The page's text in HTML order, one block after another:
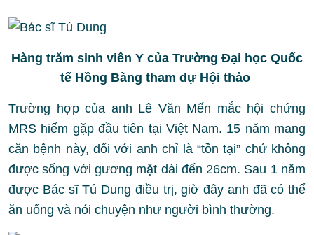
Hàng trăm sinh viên Y của Trường Đại học Quốc
tế Hồng Bàng tham dự Hội thảo
Trường hợp của anh Lê Văn Mến mắc hội chứng
MRS hiếm gặp đầu tiên tại Việt Nam. 15 năm mang
căn bệnh này, đối với anh chỉ là “tồn tại” chứ không
được sống với gương mặt dài đến 26cm. Sau 1 năm
được Bác sĩ Tú Dung điều trị, giờ đây anh đã có thể
ăn uống và nói chuyện như người bình thường.